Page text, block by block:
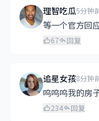
理智吃瓜5分钟
等一个官方回
67 回复
追星女孩8分钟
呜呜呜我的房
234 回复